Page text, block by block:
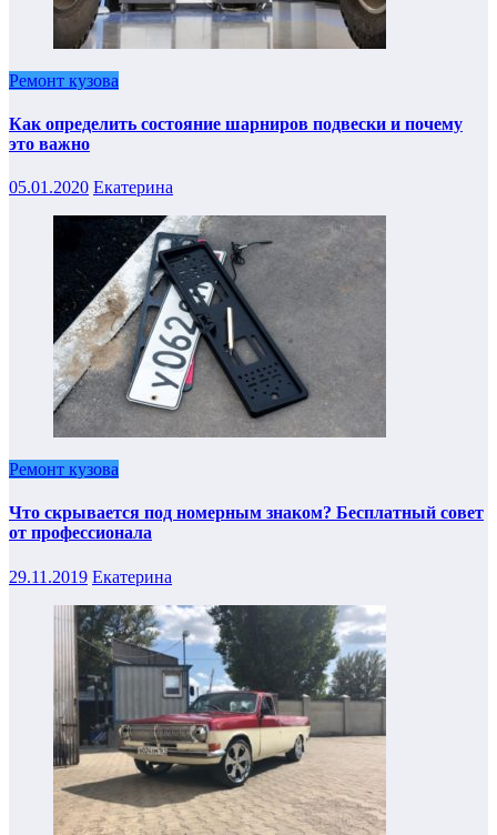
Ремонт кузова
Как определить состояние шарниров подвески и почему
это важно
05.01.2020 Екатерина
Ремонт кузова
Что скрывается под номерным знаком? Бесплатный совет
от профессионала
29.11.2019 Екатерина